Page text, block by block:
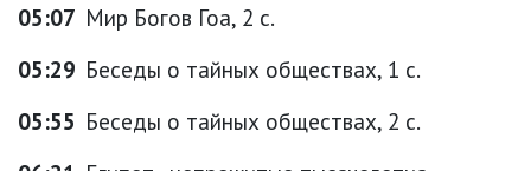
05:07 Мир Богов Гоа, 2 с.
05:29 Беседы о тайных обществах, 1 с.
05:55 Беседы о тайных обществах, 2 с.